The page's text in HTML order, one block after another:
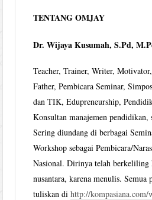
TENTANG OMJAY
Dr. Wijaya Kusumah, S.Pd,
Teacher, Trainer, Writer,
Father, Pembicara Seminar,
dan TIK, Edupreneurship,
Konsultan manajemen
Sering diundang di berbagai
Workshop sebagai Pembicara/
Nasional. Dirinya telah berkeliling
nusantara, karena menulis. Semua
tuliskan dihttp://kompasiana.com/